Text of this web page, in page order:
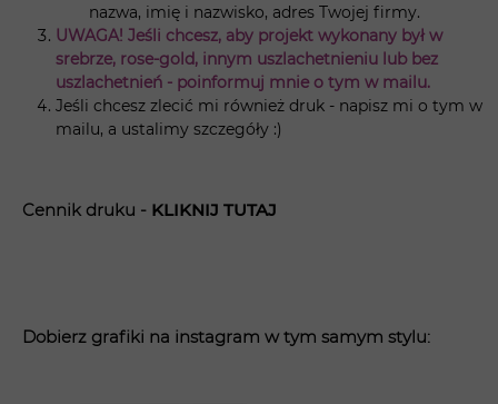
nazwa, imię i nazwisko, adres Twojej firmy.
UWAGA! Jeśli chcesz, aby projekt wykonany był w
srebrze, rose-gold, innym uszlachetnieniu lub bez
uszlachetnień - poinformuj mnie o tym w mailu.
Jeśli chcesz zlecić mi również druk - napisz mi o tym w
mailu, a ustalimy szczegóły :)
Cennik druku - KLIKNIJ TUTAJ
Dobierz grafiki na instagram w tym samym stylu: